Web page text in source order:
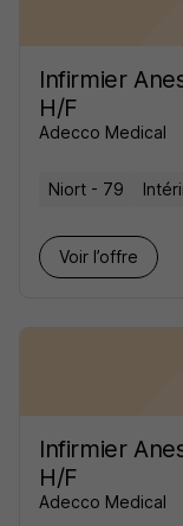
Infirmier
H/F
Adecco Medical
Niort - 79
Voir l’offre
Infirmier
H/F
Adecco Medical